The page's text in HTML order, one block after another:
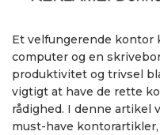
Et velfungerende kontor
computer og en
produktivitet og trivsel
vigtigt at have de rette
rådighed. I denne
must-have